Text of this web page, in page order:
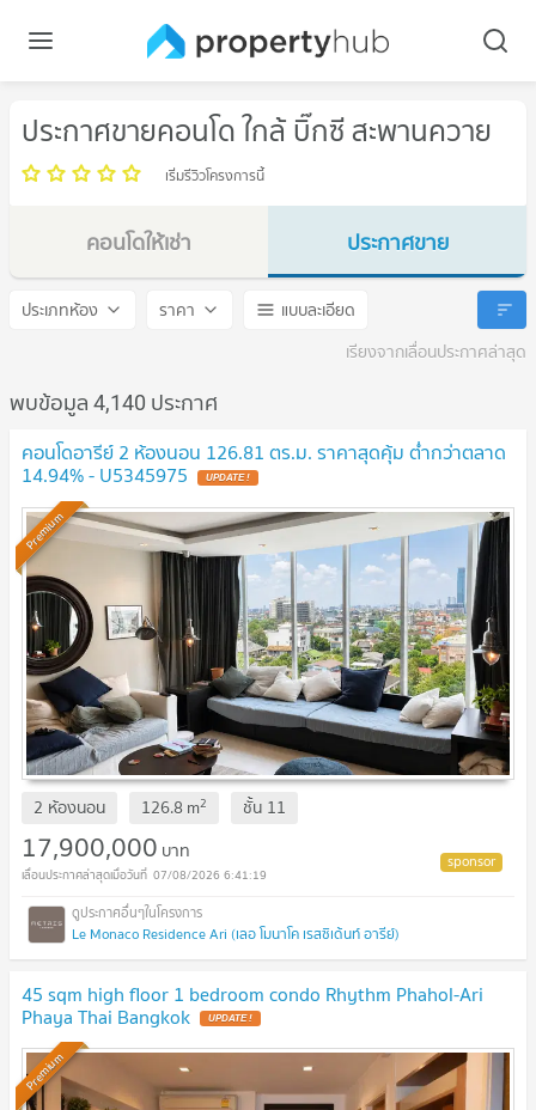
ประกาศขายคอนโด ใกล้ บิ๊กซี สะพานควาย
เริ่มรีวิวโครงการนี้
คอนโดให้เช่า
บิ๊กซี สะพานควาย
ประกาศขาย
บิ๊กซี สะพานควาย
ประเภทห้อง ราคา
แบบละเอียด
เรียงจากเลื่อนประกาศล่าสุด
พบข้อมูล 4,140 ประกาศ
คอนโดอารีย์ 2 ห้องนอน 126.81 ตร.ม. ราคาสุดคุ้ม ต่ำกว่าตลาด
14.94% - U5345975 UPDATE !
Premium
2 ห้องนอน 126.8m2 ชั้น 11
17,900,000 บาท
07/08/2026 6:41:19
Le Monaco Residence Ari (เลอ โมนาโค เรสซิเด้นท์ อารีย์)
45 sqm high floor 1 bedroom condo Rhythm Phahol-Ari
Phaya Thai Bangkok UPDATE !
Premium